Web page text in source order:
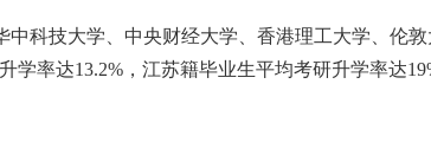
科技大学、中央财经大学、香港理工大学、伦
学率达13.2% ，江苏籍毕业生平均考研升学率达